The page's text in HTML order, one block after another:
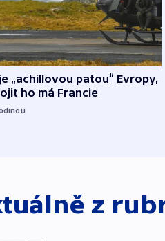
„achillovou patou“ Evropy,
ho má Francie
z